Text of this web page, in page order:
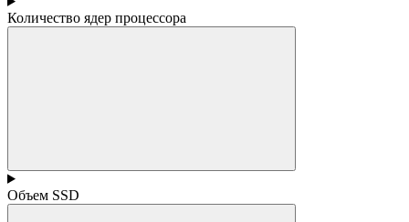
Количество ядер процессора
Объем SSD